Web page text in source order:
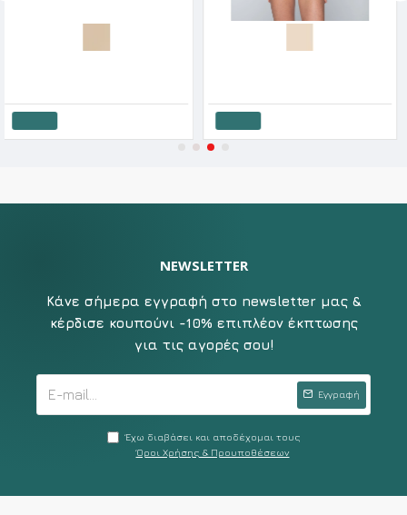
NEWSLETTER
Κάνε σήμερα εγγραφή στο newsletter μας &
κέρδισε κουπούνι -10% επιπλέον έκπτωσης
για τις αγορές σου!
Εγγραφή
Έχω διαβάσει και αποδέχομαι τους
Όροι Χρήσης & Προυποθέσεων